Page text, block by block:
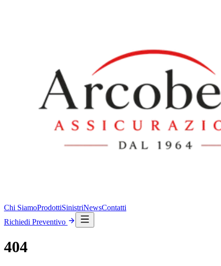
Chi SiamoProdottiSinistriNewsContatti
Richiedi Preventivo
404